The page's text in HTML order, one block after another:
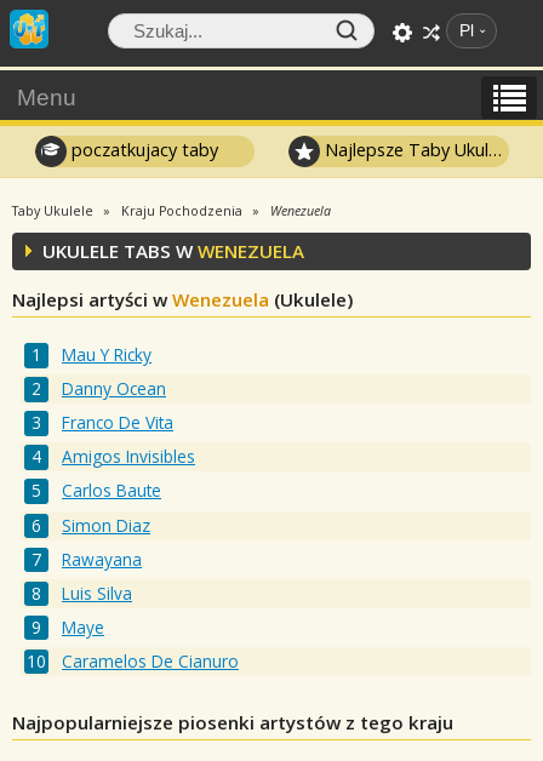
Pl
Menu
poczatkujacy taby Najlepsze Taby Ukulele
Taby Ukulele Kraju Pochodzenia Wenezuela
UKULELE TABS W WENEZUELA
Najlepsi artyści w Wenezuela (Ukulele)
Mau Y Ricky
Danny Ocean
Franco De Vita
Amigos Invisibles
Carlos Baute
Simon Diaz
Rawayana
Luis Silva
Maye
Caramelos De Cianuro
Najpopularniejsze piosenki artystów z tego kraju